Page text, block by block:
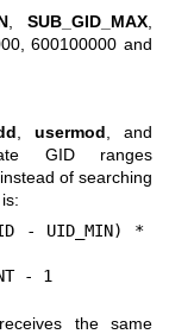
,SUB_GID_MAX
600100000 and
usermod , and
GID ranges
of searching
the same